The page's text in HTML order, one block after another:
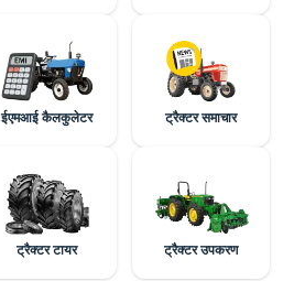
ईएमआई कैलकुलेटर ट्रैक्टर समाचार
ट्रैक्टर टायर ट्रैक्टर उपकरण